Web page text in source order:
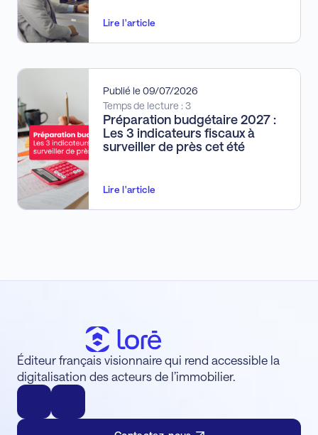
Lire l'article
Publié le 09/07/2026
Temps de lecture : 3
Préparation budgétaire 2027 :
Les 3 indicateurs fiscaux à
surveiller de près cet été
Lire l'article
Éditeur français visionnaire qui rend accessible la
digitalisation des acteurs de l’immobilier.